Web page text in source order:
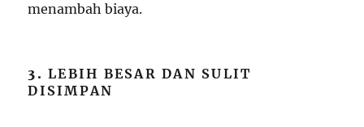
menambah biaya.
3.LEBIH BESAR DAN SULIT
DISIMPAN